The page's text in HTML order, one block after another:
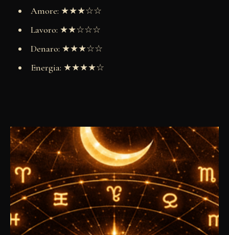
Amore: ★★★☆☆
Lavoro: ★★☆☆☆
Denaro: ★★★☆☆
Energia: ★★★★☆